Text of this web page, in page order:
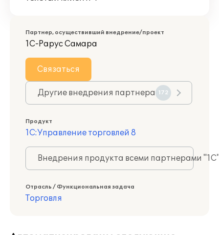
Партнер, осуществивший внедрение/проект
1С-Рарус Самара
Связаться
Другие внедрения партнера 172
Продукт
1С:Управление торговлей 8
Внедрения продукта всеми партнерами
Отрасль / Функциональная задача
Торговля